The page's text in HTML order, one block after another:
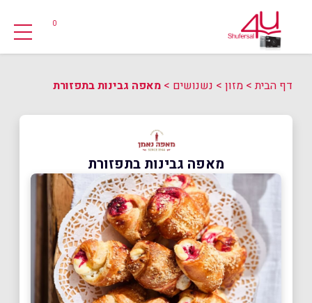
0
דף הבית> מזון > נשנושים > מאפה גבינות בתפזורת
מאפה גבינות בתפזורת